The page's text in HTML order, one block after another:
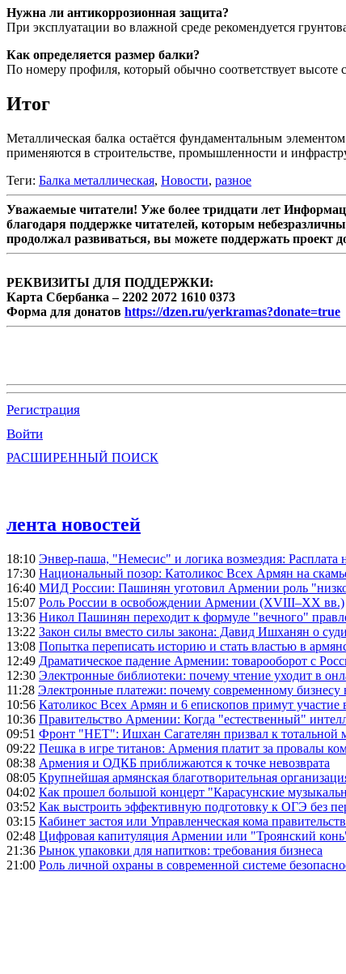
Нужна ли антикоррозионная защита?
При эксплуатации во влажной среде рекомендуется
Как определяется размер балки?
По номеру профиля, который обычно соответствует высоте
Итог
Металлическая балка остаётся фундаментальным
применяются в строительстве, промышленности и
Теги: Балка металлическая, Новости, разное
Уважаемые читатели! Уже более тридцати лет
благодаря поддержке читателей, которым
продолжал развиваться, вы можете поддержать проект
РЕКВИЗИТЫ ДЛЯ ПОДДЕРЖКИ:
Карта Сбербанка – 2202 2072 1610 0373
Форма для донатов https://dzen.ru/yerkramas?donate=true
Регистрация
Войти
РАСШИРЕННЫЙ ПОИСК
лента новостей
18:10 Энвер-паша, "Немесис" и логика возмездия: Расплата
17:30 Национальный позор: Католикос Всех Армян на
16:40 МИД России: Пашинян уготовил Армении роль
15:07 Роль России в освобождении Армении (XVIII–XX вв.)
13:36 Никол Пашинян переходит к формуле "вечного"
13:22 Закон силы вместо силы закона: Давид Ишханян о
13:08 Попытка переписать историю и стать властью в
12:49 Драматическое падение Армении: товарооборот с
12:30 Электронные библиотеки: почему чтение уходит в
11:28 Электронные платежи: почему современному
10:56 Католикос Всех Армян и 6 епископов примут участие
10:36 Правительство Армении: Когда "естественный"
09:51 Фронт "НЕТ": Ишхан Сагателян призвал к тотальной
09:22 Пешка в игре титанов: Армения платит за провалы
08:38 Армения и ОДКБ приближаются к точке невозврата
08:05 Крупнейшая армянская благотворительная
04:02 Как прошел большой концерт "Карасунские
03:52 Как выстроить эффективную подготовку к ОГЭ без
03:15 Кабинет застоя или Управленческая кома
02:48 Цифровая капитуляция Армении или "Троянский
21:36 Рынок упаковки для напитков: требования бизнеса
21:00 Роль личной охраны в современной системе